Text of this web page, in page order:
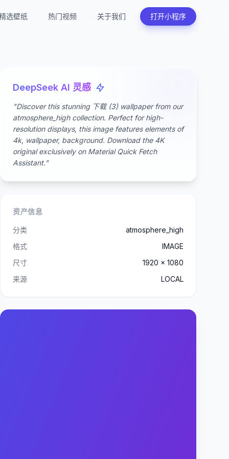
选壁纸 热门视频 关于我们 打开小程序
DeepSeek AI 灵感
"Discover this stunning 下载 (3) wallpaper from our
atmosphere_high collection. Perfect for high-
resolution displays, this image features elements of
4k, wallpaper, background. Download the 4K
original exclusively on Material Quick Fetch
Assistant."
资产信息
分类
atmosphere_high
格式
IMAGE
尺寸
1920 x 1080
来源
LOCAL